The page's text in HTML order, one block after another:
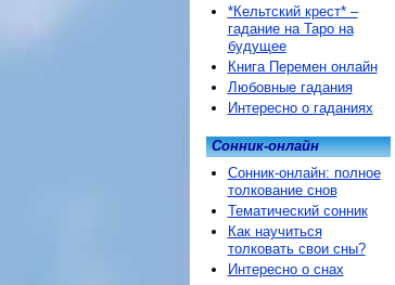
*Кельтский крест* –
гадание на Таро на
будущее
Книга Перемен онлайн
Любовные гадания
Интересно о гаданиях
Сонник-онлайн
Сонник-онлайн: полное
толкование снов
Тематический сонник
Как научиться
толковать свои сны?
Интересно о снах